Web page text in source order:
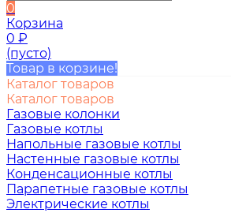
0
Корзина
0 ₽
(пусто)
Товар в корзине!
Каталог товаров
Каталог товаров
Газовые колонки
Газовые котлы
Напольные газовые котлы
Настенные газовые котлы
Конденсационные котлы
Парапетные газовые котлы
Электрические котлы